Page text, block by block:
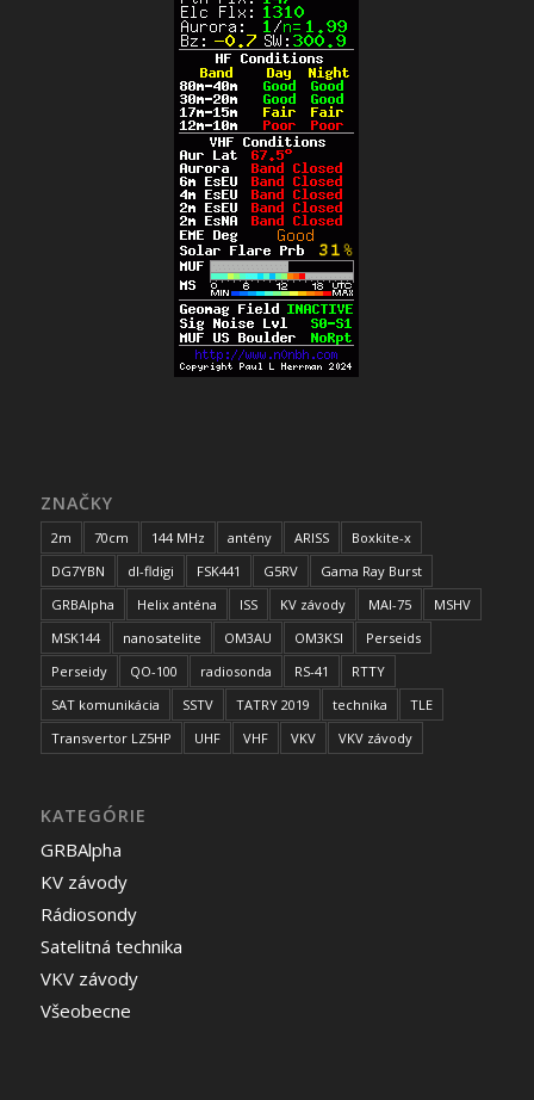
ZNAČKY
2m 70cm 144 MHz antény ARISS
Boxkite-x
DG7YBN
dl-fldigi FSK441 G5RV
Gama Ray Burst
GRBAlpha
Helix anténa ISS KV závody MAI-75
MSHV
MSK144
nanosatelite OM3AU OM3KSI
Perseids
Perseidy
QO-100 radiosonda RS-41
RTTY
SAT komunikácia
SSTV TATRY 2019 technika
TLE
Transvertor LZ5HP
UHF VHF VKV VKV závody
KATEGÓRIE
GRBAlpha
KV závody
Rádiosondy
Satelitná technika
VKV závody
Všeobecne